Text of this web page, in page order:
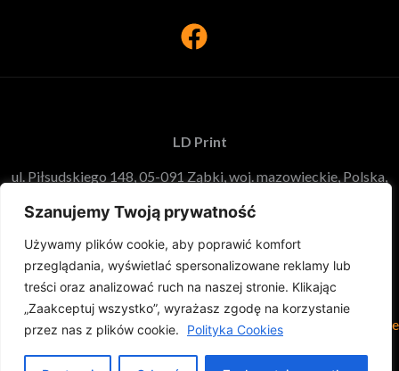
Szanujemy Twoją prywatność
Używamy plików cookie, aby poprawić komfort
przeglądania, wyświetlać spersonalizowane reklamy lub
treści oraz analizować ruch na naszej stronie. Klikając
„Zaakceptuj wszystko”, wyrażasz zgodę na korzystanie
przez nas z plików cookie.
Polityka Cookies
LD Print
ul. Piłsudskiego 148, 05-091 Ząbki, woj. mazowieckie, Polska,
REGON: 146389915
Copyright 2016 LD Print Warszawa. Wszelkie prawa
zastrzeżone.
Reklama
zewnętrzna
Frezowanie
CNC
Kasetony
reklamowe
Litery
przestrzenne
Banery
reklamowe
Szyldy
reklamowe
TeczkiWizytówki UlotkiLogo Lotto